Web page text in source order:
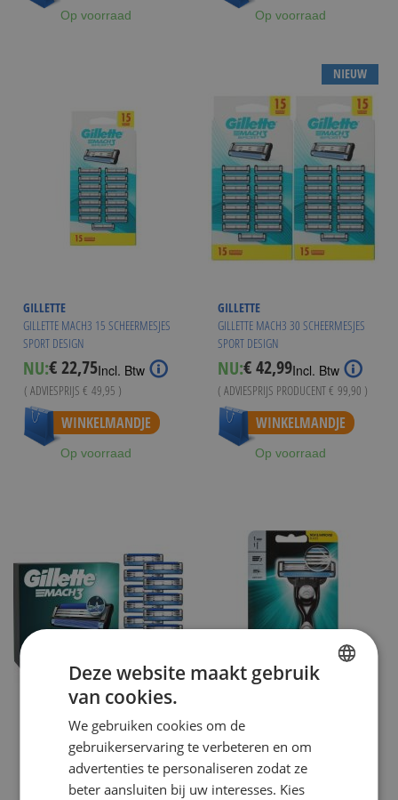
Op voorraad Op voorraad
GILLETTE
GILLETTE MACH3 15 SCHEERMESJES
SPORT DESIGN
NU:Special
Price
€ 22,75Incl. Btw
( ADVIESPRIJS € 49,95 )
Vanaf € 21,74
WINKELMANDJE
Op voorraad
NIEUW
GILLETTE
GILLETTE MACH3 30 SCHEERMESJES
SPORT DESIGN
NU:€ 42,99Incl. Btw
( ADVIESPRIJS PRODUCENT€ 99,90 )
WINKELMANDJE
Op voorraad
GILLETTE MACH3 15 SCHEERMESJES
GILLETTE
GILLETTE MACH3 HOUDER INCL 1
Deze website maakt gebruik
van cookies.
We gebruiken cookies om de
gebruikerservaring te verbeteren en om
advertenties te personaliseren zodat ze
beter aansluiten bij uw interesses. Kies